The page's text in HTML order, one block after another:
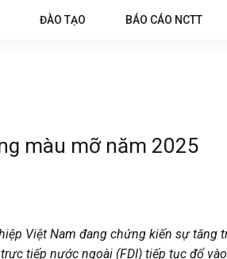
ĐÀO TẠO BÁO CÁO NCTT
màu mỡ năm 2025
Việt Nam đang chứng kiến sự
tiếp nước ngoài (FDI) tiếp tục đổ